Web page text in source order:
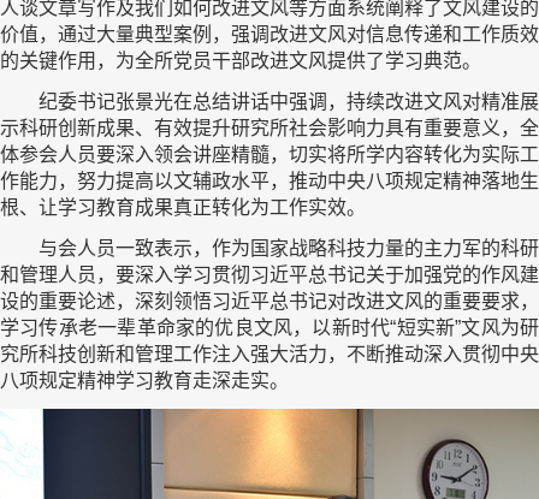
人谈文章写作及我们如何改进文风等方面系统阐释了文风建设的
价值，通过大量典型案例，强调改进文风对信息传递和工作质效
的关键作用，为全所党员干部改进文风提供了学习典范。
纪委书记张景光在总结讲话中强调，持续改进文风对精准展
示科研创新成果、有效提升研究所社会影响力具有重要意义，全
体参会人员要深入领会讲座精髓，切实将所学内容转化为实际工
作能力，努力提高以文辅政水平，推动中央八项规定精神落地生
根、让学习教育成果真正转化为工作实效。
与会人员一致表示，作为国家战略科技力量的主力军的科研
和管理人员，要深入学习贯彻习近平总书记关于加强党的作风建
设的重要论述，深刻领悟习近平总书记对改进文风的重要要求，
学习传承老一辈革命家的优良文风，以新时代“短实新”文风为研
究所科技创新和管理工作注入强大活力，不断推动深入贯彻中央
八项规定精神学习教育走深走实。